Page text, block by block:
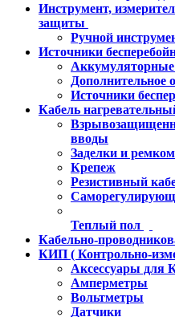
Инструмент,
защиты
Ручной
Источники
Аккумуляторные
Дополнительное
Источники
Кабель
вводы
Заделки и
Крепеж
Резистивный
Теплый пол
Кабельно-
КИП ( Контрольно-
Аксессуары для
Амперметры
Вольтметры
Датчики